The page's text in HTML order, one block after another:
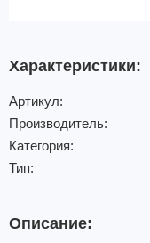
Характеристики:
Артикул:
Производитель:
Категория:
Тип:
Описание: